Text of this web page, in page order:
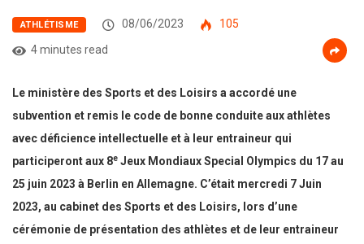
ATHLÉTISME 08/06/2023
105
4 minutes read
Le ministère des Sports et des Loisirs a accordé une
subvention et remis le code de bonne conduite aux athlètes
avec déficience intellectuelle et à leur entraineur qui
participeront aux 8e Jeux Mondiaux Special Olympics du 17 au
25 juin 2023 à Berlin en Allemagne. C’était mercredi 7 Juin
2023, au cabinet des Sports et des Loisirs, lors d’une
cérémonie de présentation des athlètes et de leur entraineur